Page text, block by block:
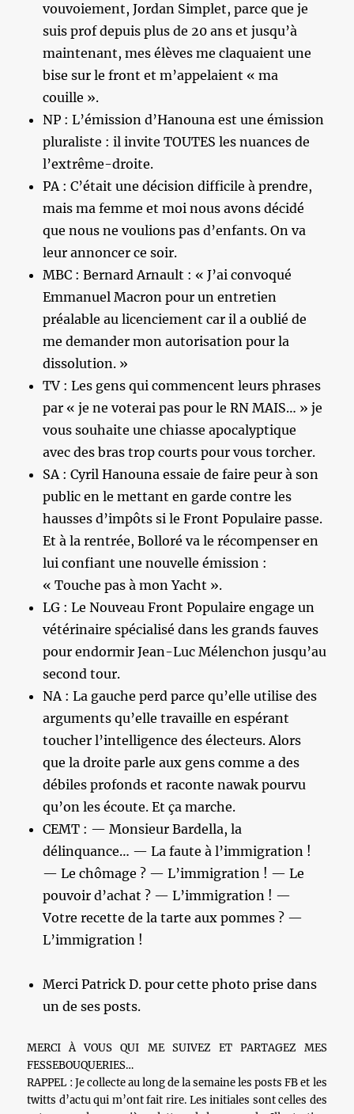
vouvoiement, Jordan Simplet, parce que je
suis prof depuis plus de 20 ans et jusqu’à
maintenant, mes élèves me claquaient une
bise sur le front et m’appelaient « ma
couille ».
NP : L’émission d’Hanouna est une émission
pluraliste : il invite TOUTES les nuances de
l’extrême-droite.
PA : C’était une décision difficile à prendre,
mais ma femme et moi nous avons décidé
que nous ne voulions pas d’enfants. On va
leur annoncer ce soir.
MBC : Bernard Arnault : « J’ai convoqué
Emmanuel Macron pour un entretien
préalable au licenciement car il a oublié de
me demander mon autorisation pour la
dissolution. »
TV : Les gens qui commencent leurs phrases
par « je ne voterai pas pour le RN MAIS… » je
vous souhaite une chiasse apocalyptique
avec des bras trop courts pour vous torcher.
SA : Cyril Hanouna essaie de faire peur à son
public en le mettant en garde contre les
hausses d’impôts si le Front Populaire passe.
Et à la rentrée, Bolloré va le récompenser en
lui confiant une nouvelle émission :
« Touche pas à mon Yacht ».
LG : Le Nouveau Front Populaire engage un
vétérinaire spécialisé dans les grands fauves
pour endormir Jean-Luc Mélenchon jusqu’au
second tour.
NA : La gauche perd parce qu’elle utilise des
arguments qu’elle travaille en espérant
toucher l’intelligence des électeurs. Alors
que la droite parle aux gens comme a des
débiles profonds et raconte nawak pourvu
qu’on les écoute. Et ça marche.
CEMT : — Monsieur Bardella, la
délinquance… — La faute à l’immigration !
— Le chômage ? — L’immigration ! — Le
pouvoir d’achat ? — L’immigration ! —
Votre recette de la tarte aux pommes ? —
L’immigration !
Merci Patrick D. pour cette photo prise dans
un de ses posts.
MERCI À VOUS QUI ME SUIVEZ ET PARTAGEZ MES
FESSEBOUQUERIES…
RAPPEL : Je collecte au long de la semaine les posts FB et les
twitts d’actu qui m’ont fait rire. Les initiales sont celles des